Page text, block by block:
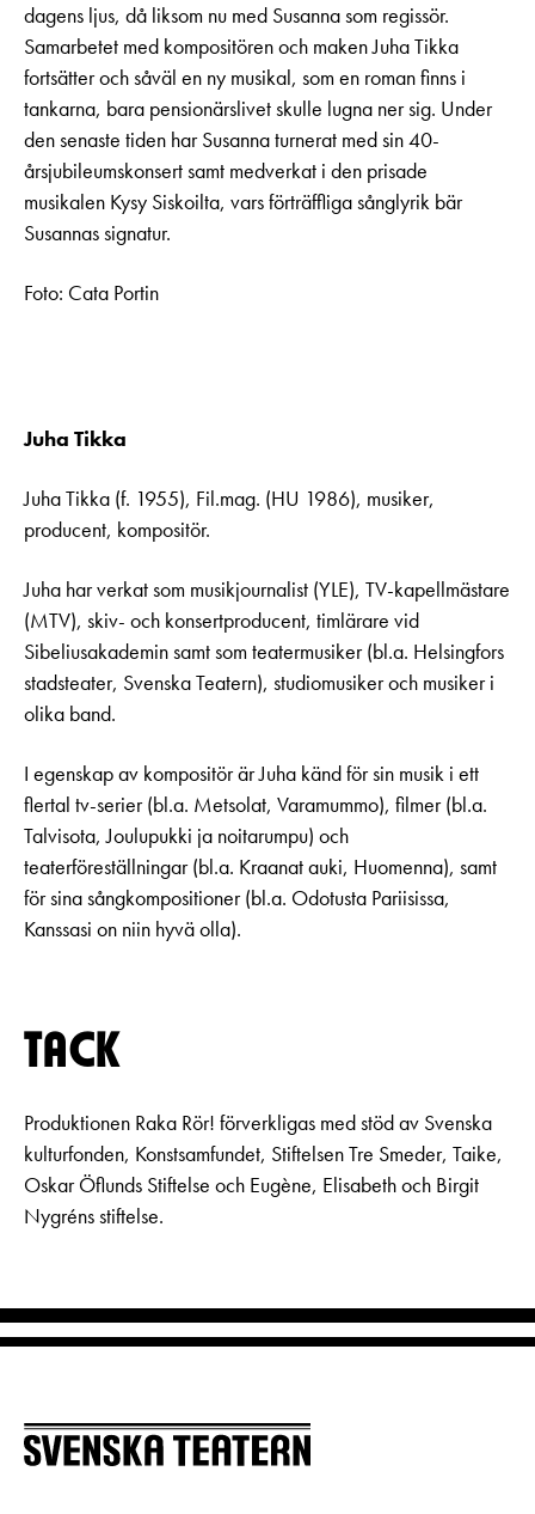
dagens ljus, då liksom nu med Susanna som regissör.
Samarbetet med kompositören och maken Juha Tikka
fortsätter och såväl en ny musikal, som en roman finns i
tankarna, bara pensionärslivet skulle lugna ner sig. Under
den senaste tiden har Susanna turnerat med sin 40-
årsjubileumskonsert samt medverkat i den prisade
musikalen Kysy Siskoilta, vars förträffliga sånglyrik bär
Susannas signatur.
Foto: Cata Portin
Juha Tikka
Juha Tikka (f. 1955), Fil.mag. (HU 1986), musiker,
producent, kompositör.
Juha har verkat som musikjournalist (YLE), TV-kapellmästare
(MTV), skiv- och konsertproducent, timlärare vid
Sibeliusakademin samt som teatermusiker (bl.a. Helsingfors
stadsteater, Svenska Teatern), studiomusiker och musiker i
olika band.
I egenskap av kompositör är Juha känd för sin musik i ett
flertal tv-serier (bl.a. Metsolat, Varamummo), filmer (bl.a.
Talvisota, Joulupukki ja noitarumpu) och
teaterföreställningar (bl.a. Kraanat auki, Huomenna), samt
för sina sångkompositioner (bl.a. Odotusta Pariisissa,
Kanssasi on niin hyvä olla).
TACK
Produktionen Raka Rör! förverkligas med stöd av Svenska
kulturfonden, Konstsamfundet, Stiftelsen Tre Smeder, Taike,
Oskar Öflunds Stiftelse och Eugène, Elisabeth och Birgit
Nygréns stiftelse.